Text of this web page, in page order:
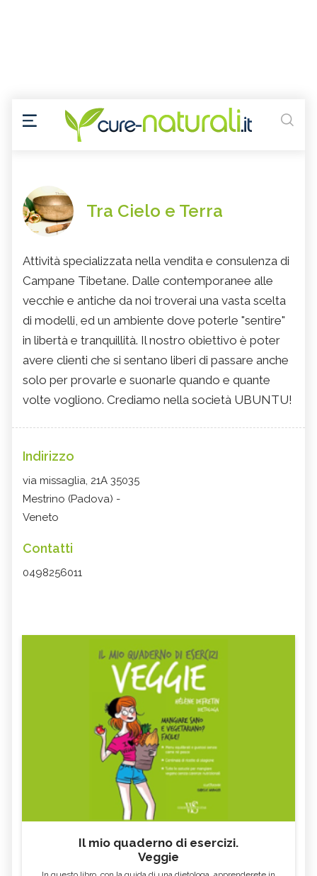
Tra Cielo e Terra
Attività specializzata nella vendita e consulenza di
Campane Tibetane. Dalle contemporanee alle
vecchie e antiche da noi troverai una vasta scelta
di modelli, ed un ambiente dove poterle "sentire"
in libertà e tranquillità. Il nostro obiettivo è poter
avere clienti che si sentano liberi di passare anche
solo per provarle e suonarle quando e quante
volte vogliono. Crediamo nella società UBUNTU!
Indirizzo
via missaglia, 21A 35035
Mestrino (Padova) -
Veneto
Contatti
0498256011
Il mio quaderno di esercizi.
Veggie